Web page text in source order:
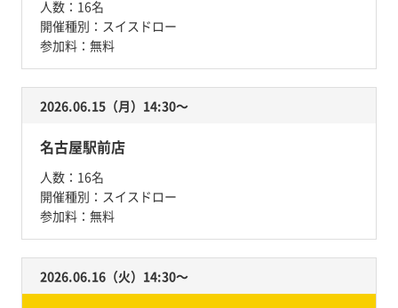
人数： 16名
開催種別： スイスドロー
参加料： 無料
2026.06.15（月）14:30〜
名古屋駅前店
人数： 16名
開催種別： スイスドロー
参加料： 無料
2026.06.16（火）14:30〜